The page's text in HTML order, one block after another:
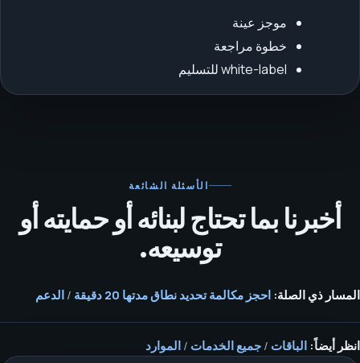
موجز عينة
خطوة مراجعة
white-label للتسليم
الأسئلة الشائعة
أخبرنا بما تحتاج لبنائه أو حمايته أو
توسيعه.
المسار ذي الصلة: احجز مكالمة تحديد نطاق مدتها 20 دقيقة / الدعم
انظر أيضاً: الباقات / جميع الخدمات / الموارد